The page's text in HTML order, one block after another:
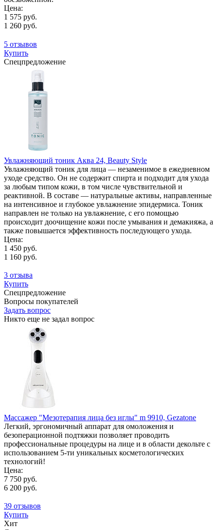
Цена:
1 575 руб.
1 260 руб.
5 отзывов
Купить
Спецпредложение
Увлажняющий тоник Аква 24, Beauty Style
Увлажняющий тоник для лица — незаменимое в ежедневном
уходе средство. Он не содержит спирта и подходит для ухода
за любым типом кожи, в том числе чувствительной и
реактивной. В составе — натуральные активы, направленные
на интенсивное и глубокое увлажнение эпидермиса. Тоник
направлен не только на увлажнение, с его помощью
происходит доочищение кожи после умывания и демакияжа, а
также повышается эффективность последующего ухода.
Цена:
1 450 руб.
1 160 руб.
3 отзыва
Купить
Спецпредложение
Вопросы покупателей
Задать вопрос
Никто еще не задал вопрос
Массажер "Мезотерапия лица без иглы" m 9910, Gezatone
Легкий, эргономичный аппарат для омоложения и
безоперационной подтяжки позволяет проводить
профессиональные процедуры на лице и в области декольте с
использованием 5-ти уникальных косметологических
технологий!
Цена:
7 750 руб.
6 200 руб.
39 отзывов
Купить
Хит